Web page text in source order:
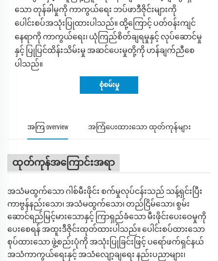
သော တုန်ခါမှုကို ကာကွယ်ရေး ဘပ်ဖာဒီဇိုင်းများကို
ပေါင်းစပ်အသုံးပြုထားပါသည်။ ထို့ကြောင့် ပတ်ဝန်းကျင်
နေရာကို ကာကွယ်ရေး၊ ယုံကြည်စိတ်ချရမှုနှင့် လုပ်ဆောင်မှု
နှင့် ပြုပြင်ထိန်းသိမ်းမှု အဆင်ပေးမှုတို့ကို ဟန်ချက်ညီစေ
ပါသည်။
စုံစမ်းမှု
အကြ overview အကြံပေးထားသော ထုတ်ကုန်များ
ထုတ်ကုန်အကြောင်းအရာ
အသံမထွက်သော ဂါစ်မီးဖိုင်း စက်မှုလုပ်ငန်းသည် သန့်ရှင်းပြီး
ကာဗွန်နည်းသော၊ အသံမထွက်သော၊ တည်ငြိမ်သော၊ စွမ်း
ဆောင်ရည်မြင့်မားသောနှင့် ကြာရှည်ခံသော မီးဖိုင်းပေးဝေမှုကို
ပေးစေရန် အထူးဒီဇိုင်းထုတ်ထားပါသည်။ ပေါင်းစပ်ထားသော
စုပ်ထားသော ဖွဲ့စည်းပုံကို အသုံးပြုခြင်းဖြင့် ပရော်ဖက်ရှင်နယ်
အသံကာကွယ်ရေးနှင့် အသံလျော့ချရေး နည်းပညာများ၊